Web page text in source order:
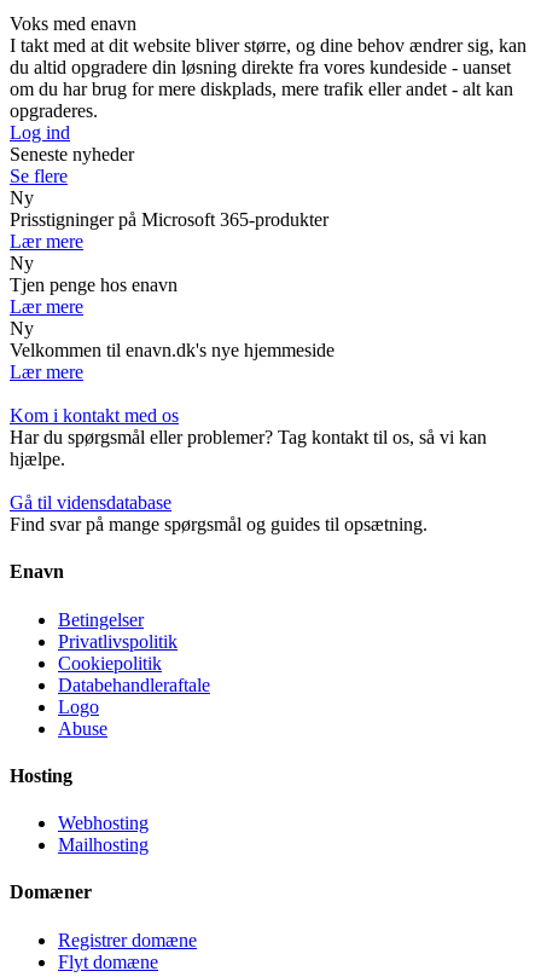
Voks med enavn
I takt med at dit website bliver større, og dine behov ændrer sig, kan
du altid opgradere din løsning direkte fra vores kundeside - uanset
om du har brug for mere diskplads, mere trafik eller andet - alt kan
opgraderes.
Log ind
Seneste nyheder
Se flere
Ny
Prisstigninger på Microsoft 365-produkter
Lær mere
Ny
Tjen penge hos enavn
Lær mere
Ny
Velkommen til enavn.dk's nye hjemmeside
Lær mere
Kom i kontakt med os
Har du spørgsmål eller problemer? Tag kontakt til os, så vi kan
hjælpe.
Gå til vidensdatabase
Find svar på mange spørgsmål og guides til opsætning.
Enavn
Betingelser
Privatlivspolitik
Cookiepolitik
Databehandleraftale
Logo
Abuse
Hosting
Webhosting
Mailhosting
Domæner
Registrer domæne
Flyt domæne